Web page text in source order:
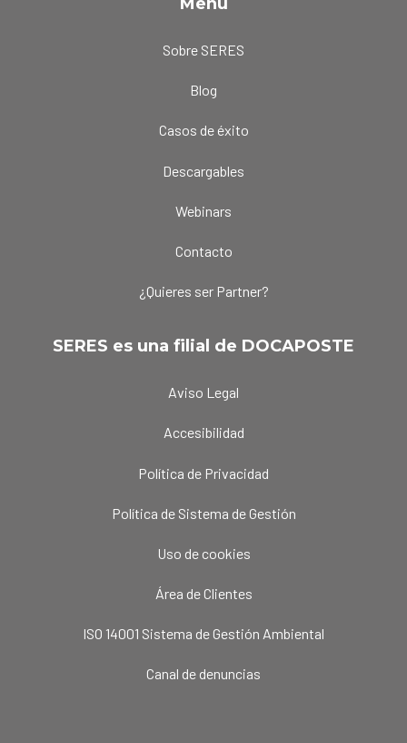
Sobre SERES
Blog
Casos de éxito
Descargables
Webinars
Contacto
¿Quieres ser Partner?
SERES es una filial de DOCAPOSTE
Aviso Legal
Accesibilidad
Política de Privacidad
Política de Sistema de Gestión
Uso de cookies
Área de Clientes
ISO 14001 Sistema de Gestión Ambiental
Canal de denuncias